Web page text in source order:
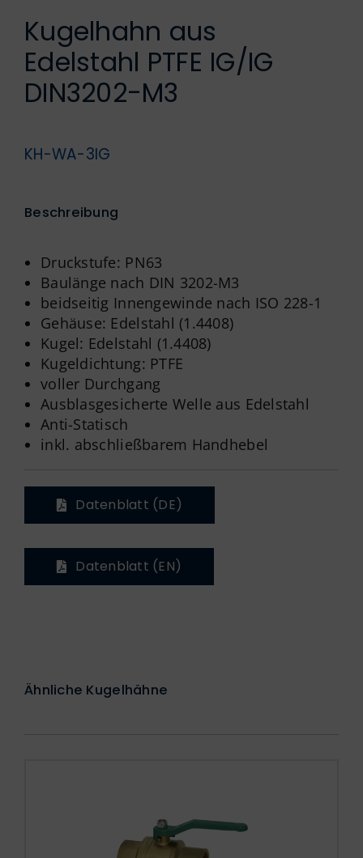
Kugelhahn aus
Edelstahl PTFE IG/IG
DIN3202-M3
KH-WA-3IG
Beschreibung
Druckstufe: PN63
Baulänge nach DIN 3202-M3
beidseitig Innengewinde nach ISO 228-1
Gehäuse: Edelstahl (1.4408)
Kugel: Edelstahl (1.4408)
Kugeldichtung: PTFE
voller Durchgang
Ausblasgesicherte Welle aus Edelstahl
Anti-Statisch
inkl. abschließbarem Handhebel
Datenblatt (DE)
Datenblatt (EN)
Ähnliche Kugelhähne